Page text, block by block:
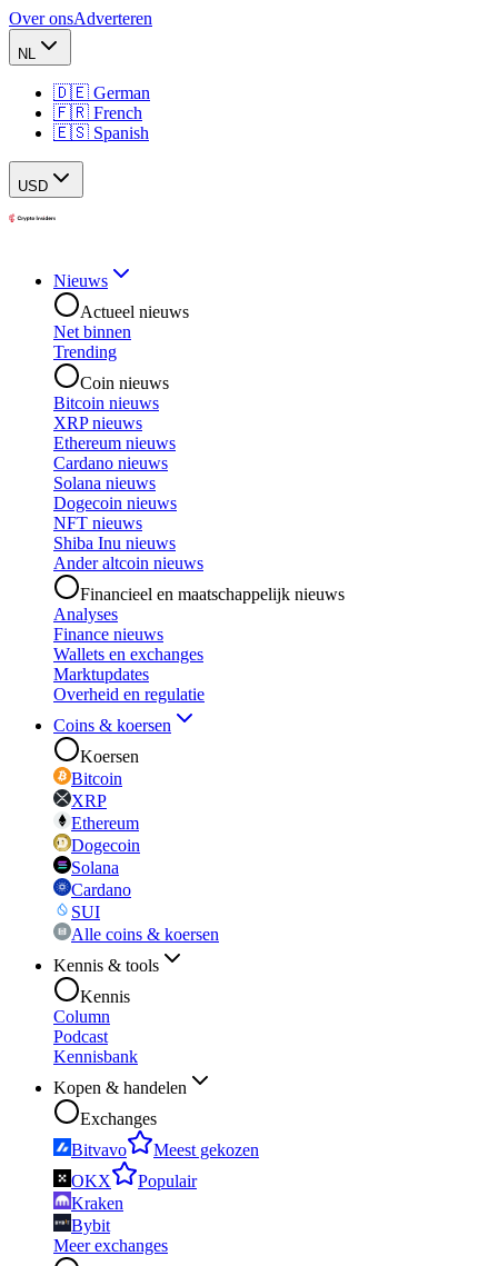
Over onsAdverteren
NL
🇩🇪 German
🇫🇷 French
🇪🇸 Spanish
USD
Nieuws
Actueel nieuws
Net binnen
Trending
Coin nieuws
Bitcoin nieuws
XRP nieuws
Ethereum nieuws
Cardano nieuws
Solana nieuws
Dogecoin nieuws
NFT nieuws
Shiba Inu nieuws
Ander altcoin nieuws
Financieel en maatschappelijk nieuws
Analyses
Finance nieuws
Wallets en exchanges
Marktupdates
Overheid en regulatie
Coins & koersen
Koersen
Bitcoin
XRP
Ethereum
Dogecoin
Solana
Cardano
SUI
Alle coins & koersen
Kennis & tools
Kennis
Column
Podcast
Kennisbank
Kopen & handelen
Exchanges
Bitvavo
Meest gekozen
OKX
Populair
Kraken
Bybit
Meer exchanges